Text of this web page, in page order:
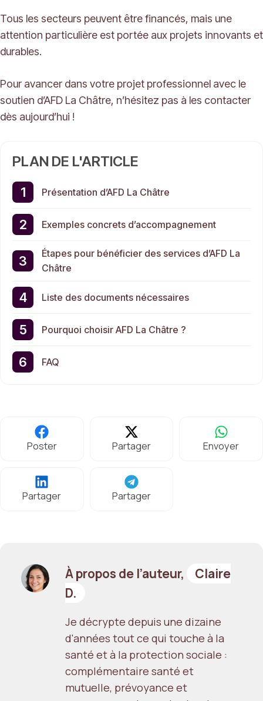
Tous les secteurs peuvent être financés, mais une
attention particulière est portée aux projets innovants et
durables.
Pour avancer dans votre projet professionnel avec le
soutien d’AFD La Châtre, n’hésitez pas à les contacter
dès aujourd’hui !
PLAN DE L'ARTICLE
Présentation d’AFD La Châtre
Exemples concrets d’accompagnement
Étapes pour bénéficier des services d’AFD La
Châtre
Liste des documents nécessaires
Pourquoi choisir AFD La Châtre ?
FAQ
Poster Partager Envoyer
Partager Partager
À propos de l’auteur,
Claire
D.
Je décrypte depuis une dizaine
d'années tout ce qui touche à la
santé et à la protection sociale :
complémentaire santé et
mutuelle, prévoyance et